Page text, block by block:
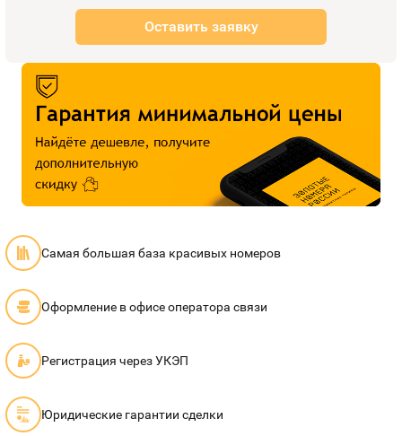
Оставить заявку
Самая большая база красивых номеров
Оформление в офисе оператора связи
Регистрация через УКЭП
Юридические гарантии сделки